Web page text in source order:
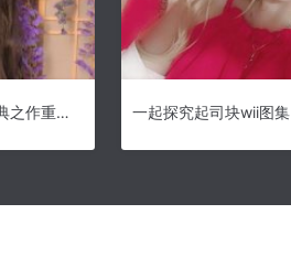
“起司块wii大凤魅魔”作品：经典之作重磅回归